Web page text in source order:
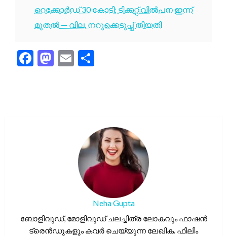
റെക്കോർഡ് 30 കോടി; ടിക്കറ്റ് വിൽപന ഇന്ന്
മുതൽ — വില, നറുക്കെടുപ്പ് തീയതി
Facebook
Mastodon
Email
Neha Gupta
ബോളിവുഡ്, മോളിവുഡ് ചലച്ചിത്ര ലോകവും ഫാഷൻ
ട്രെൻഡുകളും കവർ ചെയ്യുന്ന ലേഖിക. ഫിലിം